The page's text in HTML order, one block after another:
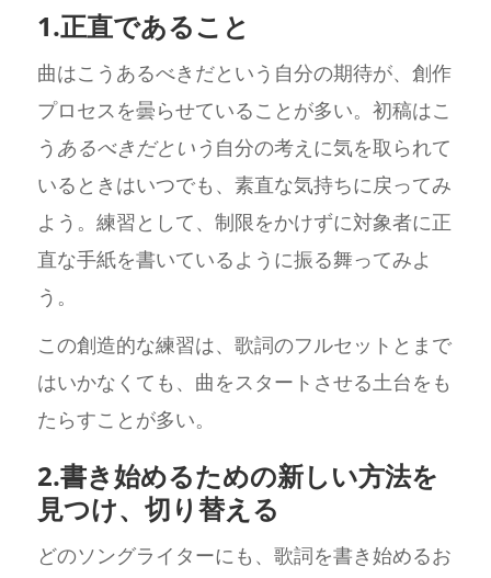
1.正直であること
曲はこうあるべきだという自分の期待が、創作
プロセスを曇らせていることが多い。初稿はこ
う あるべきだという 自分の考えに気を取られて
いるときはいつでも、素直な気持ちに戻ってみ
よう。練習として、制限をかけずに対象者に正
直な手紙を書いているように振る舞ってみよ
う。
この創造的な練習は、歌詞のフルセットとまで
はいかなくても、曲をスタートさせる土台をも
たらすことが多い。
2.書き始めるための新しい方法を
見つけ、切り替える
どのソングライターにも、歌詞を書き始めるお